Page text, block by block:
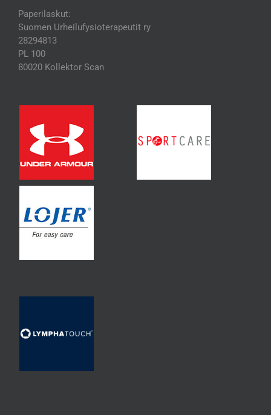
Paperilaskut:
Suomen Urheilufysioterapeutit ry
28294813
PL 100
80020 Kollektor Scan